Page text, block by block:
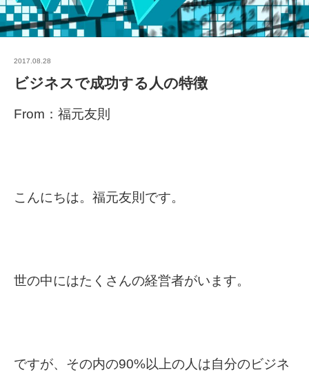
2017.08.28
ビジネスで成功する人の特徴
From：福元友則
こんにちは。福元友則です。
世の中にはたくさんの経営者がいます。
ですが、その内の90%以上の人は自分のビジネ